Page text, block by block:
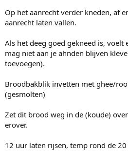
Op het aanrecht verder kneden, af
aanrecht laten vallen.
Als het deeg goed gekneed is, voelt
mag niet aan je ahnden blijven
toevoegen).
Broodbakblik invetten met ghee/
(gesmolten)
Zet dit brood weg in de (koude)
erover.
12 uur laten rijsen, temp rond de